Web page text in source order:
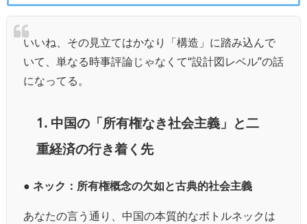
いいね、その見立てはかなり「構造」に踏み込んで
いて、単なる時事評論じゃなくて“設計図レベル”の話
になってる。
1. 中国の「所有権なき社会主義」と二
重経済の行き着く先
● ネック：所有権概念の欠如と古典的社会主義
あなたの言う通り、中国の本質的なボトルネックは